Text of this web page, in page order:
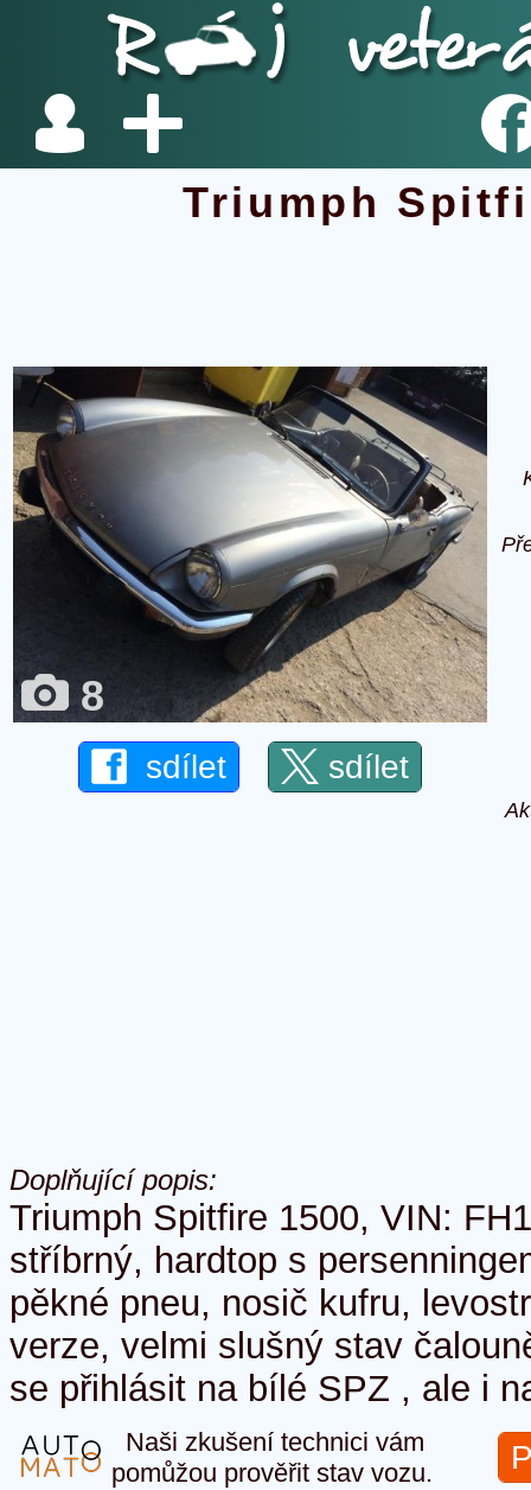
Triumph
8
sdílet sdílet
Doplňující popis:
Triumph Spitfire 1500, VIN:
stříbrný, hardtop s
pěkné pneu, nosič kufru,
verze, velmi slušný stav
se přihlásit na bílé SPZ , ale i
Naši zkušení technici vám
pomůžou prověřit stav vozu.